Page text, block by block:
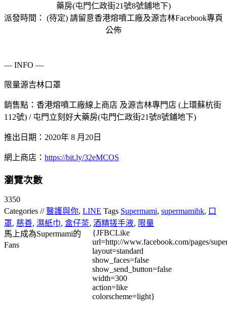
藥房(屯門仁政街21號8號鋪地下)
派發時間： (待定) 請留意香港熔噴工廠及源吉林Facebook專頁
公佈
— INFO —
限量源吉林口罩
銷售點：香港熔噴工廠線上商店 及源吉林專門店 (上環蘇杭街
112號) / 屯門立刻好大藥房(屯門仁政街21號8號鋪地下)
推出日期：2020年 8 月20日
網上商店： https://bit.ly/32eMCOS
瀏覽次數
3350
Categories //醫護與你, LINE Tags Supermami, supermamihk, 口
罩, 慈善, 濕紙巾, 盒仔茶, 酒精搓手液, 限量
馬上成為Supermami的
Fans
{JFBCLike
url=http://www.facebook.com/pages/
layout=standard
show_faces=false
show_send_button=false
width=300
action=like
colorscheme=light}